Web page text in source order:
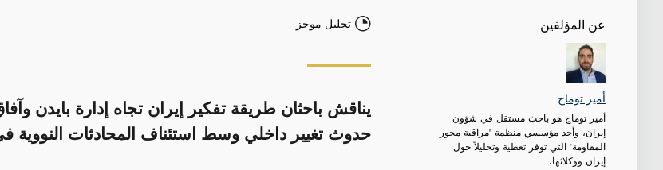
عن المؤلفين
أمير توماج
أمير توماج هو باحث مستقل في شؤون
إيران، وأحد مؤسسي منظمة "مراقبة محور
المقاومة" التي توفر تغطية وتحليلاً حول
إيران ووكلائها.
تحليل موجز
يناقش باحثان طريقة تفكير إيران تجاه إدارة بايدن
حدوث تغيير داخلي وسط استئناف المحادثات النووية